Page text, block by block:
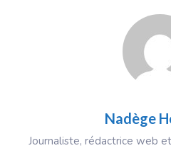
Nadège
Journaliste, rédactrice web